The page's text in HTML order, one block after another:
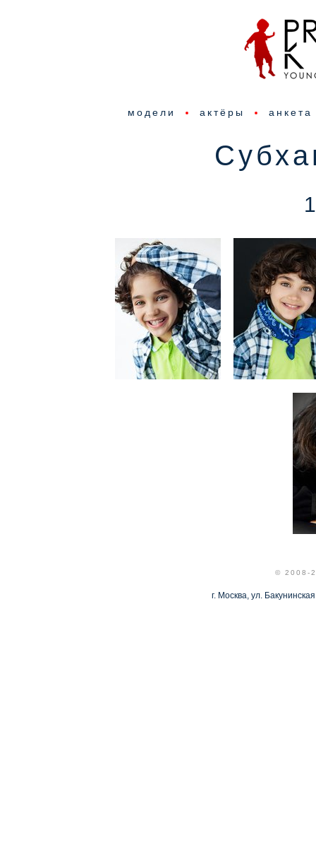
модели актёры анкета
© 2008-
г. Москва, ул.